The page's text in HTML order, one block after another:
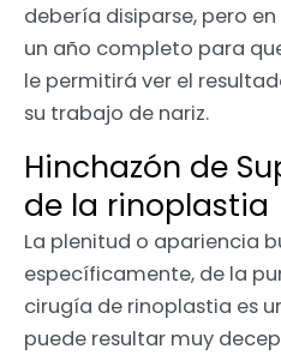
debería disiparse, pero
un año completo para
le permitirá ver el
su trabajo de nariz.
Hinchazón de
de la rinoplastia
La plenitud o apariencia
específicamente, de la
cirugía de rinoplastia es
puede resultar muy